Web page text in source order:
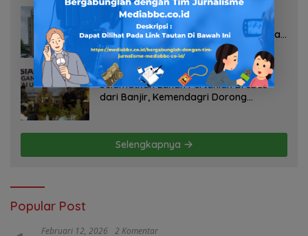
Agustus 7, 2026
Pelayanan Kinerja Dan Transparansi
Sanksi P2TL PLN Dipertanyakan, Upaya
Konfirmasi GM PLN UID S2JB Terkesan
Tutup Mata
Agustus 7, 2026
Selamatkan Lahan Pertanian Brebes
dari Banjir, Kemendagri Dorong
Selengkapnya
Popular Post
Februari 12, 2026 2 Komentar